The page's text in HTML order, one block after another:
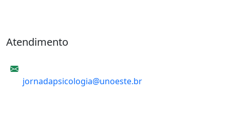
Atendimento
jornadapsicologia@unoeste.br